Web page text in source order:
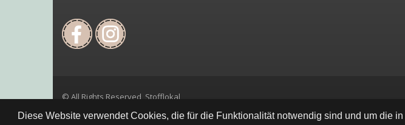
Diese Website verwendet Cookies, die für die Funktionalität notwendig sind und um die
© All Rights Reserved, Stofflokal